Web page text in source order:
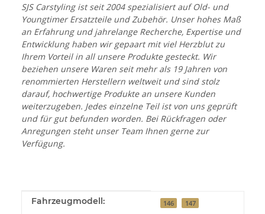
SJS Carstyling ist seit 2004 spezialisiert auf Old- und
Youngtimer Ersatzteile und Zubehör. Unser hohes Maß
an Erfahrung und jahrelange Recherche, Expertise und
Entwicklung haben wir gepaart mit viel Herzblut zu
Ihrem Vorteil in all unsere Produkte gesteckt. Wir
beziehen unsere Waren seit mehr als 19 Jahren von
renommierten Herstellern weltweit und sind stolz
darauf, hochwertige Produkte an unsere Kunden
weiterzugeben. Jedes einzelne Teil ist von uns geprüft
und für gut befunden worden. Bei Rückfragen oder
Anregungen steht unser Team Ihnen gerne zur
Verfügung.
Produkteigenschaft
Wert
Fahrzeugmodell: 146 147